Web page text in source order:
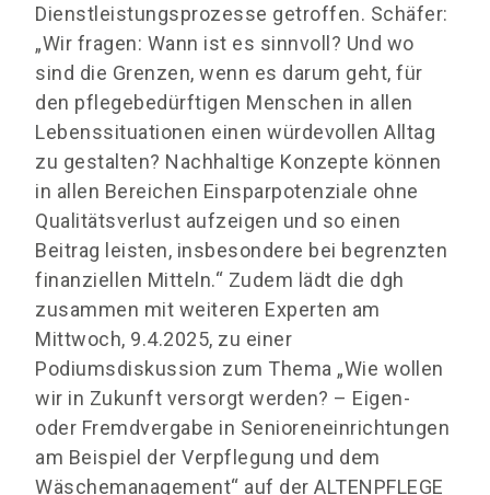
Dienstleistungsprozesse getroffen. Schäfer:
„Wir fragen: Wann ist es sinnvoll? Und wo
sind die Grenzen, wenn es darum geht, für
den pflegebedürftigen Menschen in allen
Lebenssituationen einen würdevollen Alltag
zu gestalten? Nachhaltige Konzepte können
in allen Bereichen Einsparpotenziale ohne
Qualitätsverlust aufzeigen und so einen
Beitrag leisten, insbesondere bei begrenzten
finanziellen Mitteln.“ Zudem lädt die dgh
zusammen mit weiteren Experten am
Mittwoch, 9.4.2025, zu einer
Podiumsdiskussion zum Thema „Wie wollen
wir in Zukunft versorgt werden? – Eigen-
oder Fremdvergabe in Senioreneinrichtungen
am Beispiel der Verpflegung und dem
Wäschemanagement“ auf der ALTENPFLEGE